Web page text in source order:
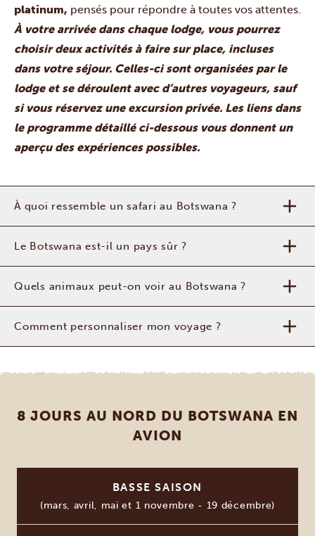
platinum, pensés pour répondre à toutes vos attentes.
À votre arrivée dans chaque lodge, vous pourrez
choisir deux activités à faire sur place, incluses
dans votre séjour. Celles-ci sont organisées par le
lodge et se déroulent avec d’autres voyageurs, sauf
si vous réservez une excursion privée. Les liens dans
le programme détaillé ci-dessous vous donnent un
aperçu des expériences possibles.
À quoi ressemble un safari au Botswana ?
Le Botswana est-il un pays sûr ?
Quels animaux peut-on voir au Botswana ?
Comment personnaliser mon voyage ?
8 JOURS AU NORD DU BOTSWANA EN
AVION
BASSE SAISON
(mars, avril, mai et 1 novembre - 19 décembre)